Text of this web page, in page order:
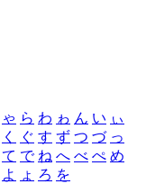
ゃ ら わ ゎ ん い ぃ
く ぐ す ず つ づ っ
て で ね へ べ ぺ め
よ ょ ろ を